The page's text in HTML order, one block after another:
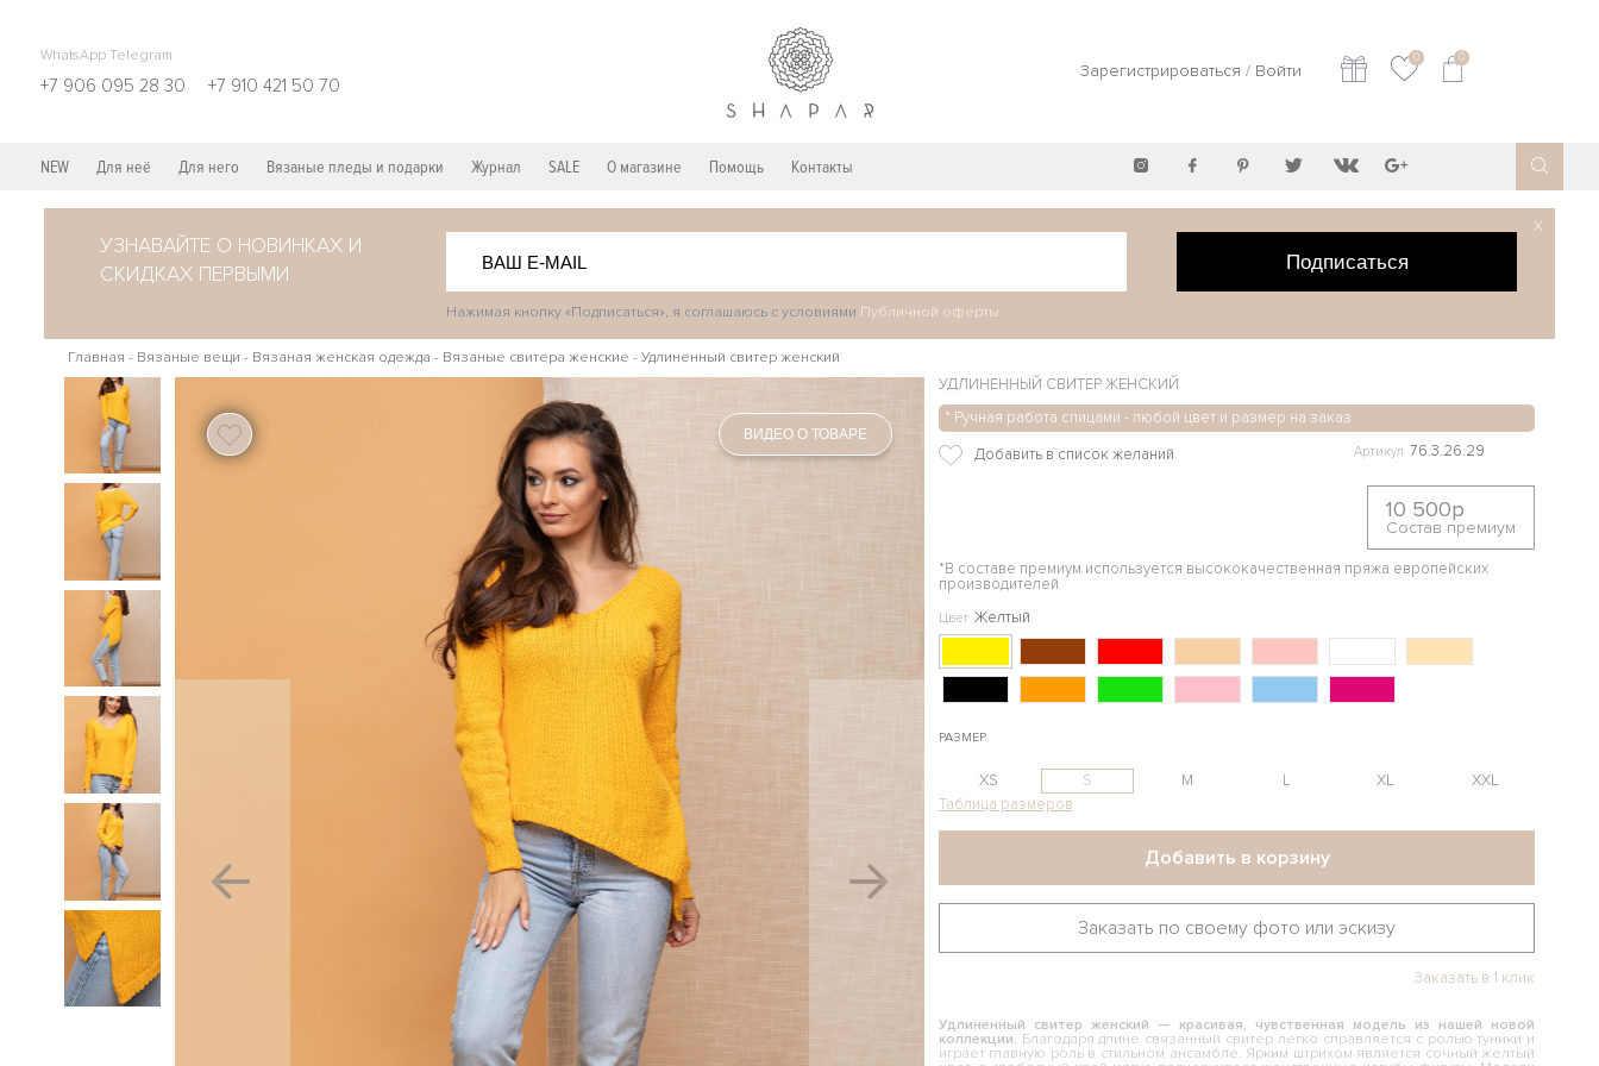
WhatsApp Telegram
+7 906 095 28 30 +7 910 421 50 70
Зарегистрироваться / Войти
0 0
NEW Для неё Для него Вязаные пледы и подарки Журнал SALE О магазине Помощь Контакты
УЗНАВАЙТЕ О НОВИНКАХ И
СКИДКАХ ПЕРВЫМИ
Подписаться
X
Нажимая кнопку «Подписаться», я соглашаюсь с условиями Публичной оферты
Главная - Вязаные вещи - Вязаная женская одежда - Вязаные свитера женские - Удлиненный свитер женский
104 ВИДЕО О ТОВАРЕ
УДЛИНЕННЫЙ СВИТЕР ЖЕНСКИЙ
* Ручная работа спицами - любой цвет и размер на заказ
Артикул 76.3.26.29
10 500р
Состав премиум
*В составе премиум используется высококачественная пряжа европейских
производителей
Цвет Желтый
РАЗМЕР
XS S M L XL
XXL
Таблица размеров
Добавить в корзину
Заказать по своему фото или эскизу
Заказать в 1 клик
Удлиненный свитер женский — красивая, чувственная модель из нашей новой
коллекции. Благодаря длине связанный свитер легко справляется с ролью туники и
играет главную роль в стильном ансамбле. Ярким штрихом является сочный желтый